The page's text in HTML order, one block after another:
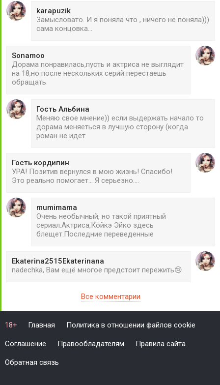
karapuzik
Замысловато. И я поняла что , ничего не поняла)))
сама концовка...
Sonamoo
Дорама понравилась,пусть и актриса не выглядит
на 18,но после нескольких серий перестаешь
обращать
Гость Альбина
Меняю свое мнение)) если выдержать начало то
дорама меняеться в лучшую сторону (когда
роман не идет
Гость кордипин
УРА! Позитив вернулся в мою жизнь! Спасибо!
Это реально помогает... Я серьезно....
mumimama
Очень необычный, но такой приятный
сериал.Актриса,Койкэ Эйко здесь
блещет.Последние переведенные
Ekaterina2515Ekaterinana
nadechka, Вам ещё многое предстоит пережить😢
Все комментарии
18+ Главная Политика в отношении файлов cookie
Соглашение Правообладателям Правила сайта
Обратная связь